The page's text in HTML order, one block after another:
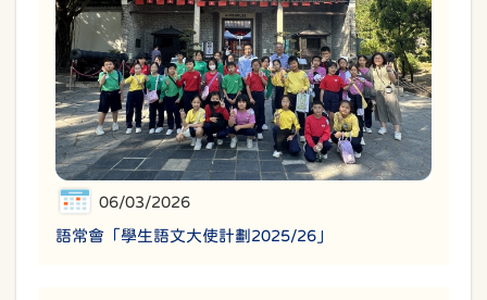
06/03/2026
語常會「學生語文大使計劃2025/26」